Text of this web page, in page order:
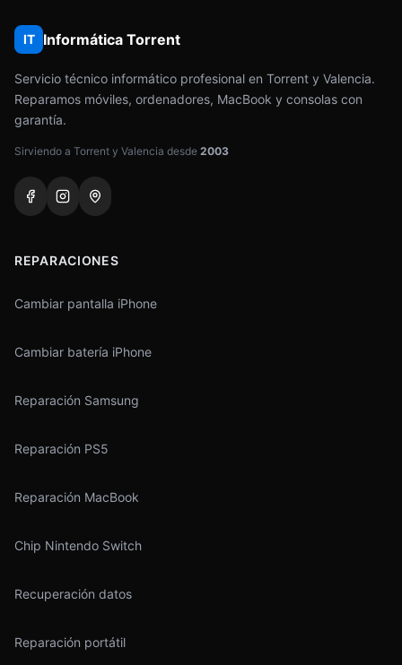
IT Informática Torrent
Servicio técnico informático profesional en Torrent y Valencia.
Reparamos móviles, ordenadores, MacBook y consolas con
garantía.
Sirviendo a Torrent y Valencia desde 2003
REPARACIONES
Cambiar pantalla iPhone
Cambiar batería iPhone
Reparación Samsung
Reparación PS5
Reparación MacBook
Chip Nintendo Switch
Recuperación datos
Reparación portátil